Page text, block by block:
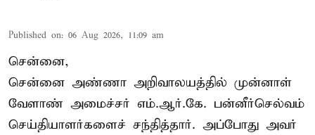
Published on: 06 Aug 2026, 11:09 am
சென்னை,
சென்னை அண்ணா அறிவாலயத்தில் முன்னாள்
வேளாண் அமைச்சர் எம்.ஆர்.கே. பன்னீர்செல்வம்
செய்தியாளர்களைச் சந்தித்தார். அப்போது அவர்